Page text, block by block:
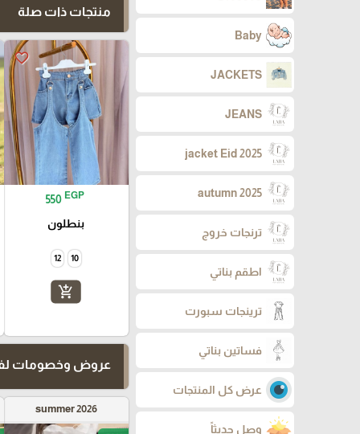
Baby
JACKETS
JEANS
jacket Eid 2025
autumn 2025
ترنجات خروج
اطقم بناتي
ترينجات سبورت
فساتين بناتي
عرض كل المنتجات
وصل حديثاً
منتجات ذات صلة
favorite_border
550 EGP
بنطلون
10
12
add_shopping_cart
عروض وخصومات
summer 2026